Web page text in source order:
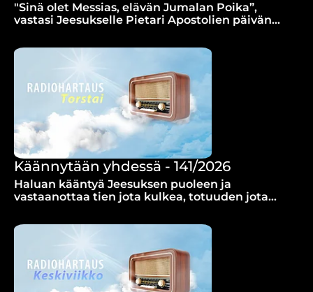
"Sinä olet Messias, elävän Jumalan Poika”,
vastasi Jeesukselle Pietari Apostolien päivän
Käännytään yhdessä - 141/2026
Haluan kääntyä Jeesuksen puoleen ja
vastaanottaa tien jota kulkea, totuuden jota